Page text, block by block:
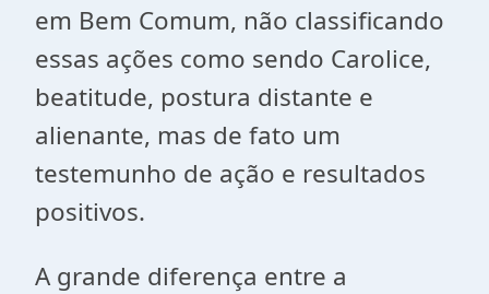
em Bem Comum, não classificando
essas ações como sendo Carolice,
beatitude, postura distante e
alienante, mas de fato um
testemunho de ação e resultados
positivos.
A grande diferença entre a